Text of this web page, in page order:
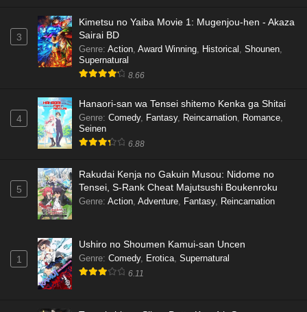
3
Kimetsu no Yaiba Movie 1: Mugenjou-hen - Akaza
Sairai BD
Genre: Action Award Winning Historical Shounen
Supernatural
8.66
4
Hanaori-san wa Tensei shitemo Kenka ga Shitai
Genre: Comedy, Fantasy, Reincarnation Romance
Seinen
6.88
5
Rakudai Kenja no Gakuin Musou: Nidome no
Tensei, S-Rank Cheat Majutsushi Boukenroku
Genre: Action Adventure Fantasy, Reincarnation
1
Ushiro no Shoumen Kamui-san Uncen
Genre: Comedy, Erotica Supernatural
6.11